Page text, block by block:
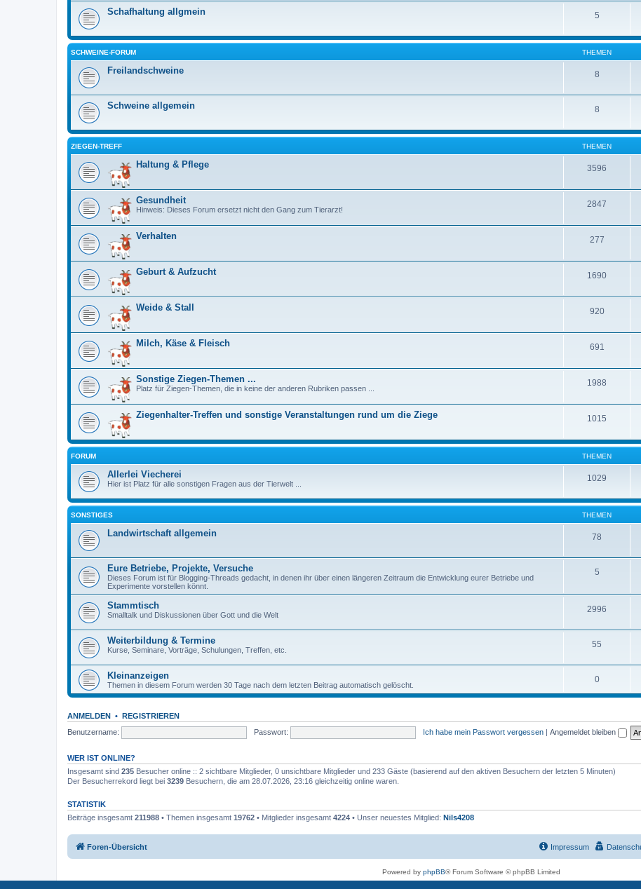
Schafhaltung allgmein 5
SCHWEINE-FORUM THEMEN
Freilandschweine 8
Schweine allgemein 8
ZIEGEN-TREFF THEMEN
Haltung & Pflege 3596
Gesundheit
Hinweis: Dieses Forum ersetzt nicht den Gang zum Tierarzt!
2847
Verhalten 277
Geburt & Aufzucht 1690
Weide & Stall 920
Milch, Käse & Fleisch 691
Sonstige Ziegen-Themen ...
Platz für Ziegen-Themen, die in keine der anderen Rubriken passen ...
1988
Ziegenhalter-Treffen und sonstige Veranstaltungen rund um die Ziege 1015
FORUM THEMEN
Allerlei Viecherei
Hier ist Platz für alle sonstigen Fragen aus der Tierwelt ...
1029
SONSTIGES THEMEN
Landwirtschaft allgemein 78
Eure Betriebe, Projekte, Versuche
Dieses Forum ist für Blogging-Threads gedacht, in denen ihr über einen längeren Zeitraum die Entwicklung eurer Betriebe und
Experimente vorstellen könnt.
5
Stammtisch
Smalltalk und Diskussionen über Gott und die Welt
2996
Weiterbildung & Termine
Kurse, Seminare, Vorträge, Schulungen, Treffen, etc.
55
Kleinanzeigen
Themen in diesem Forum werden 30 Tage nach dem letzten Beitrag automatisch gelöscht.
0
ANMELDEN • REGISTRIEREN
Benutzername:
Passwort: Ich habe mein Passwort vergessen | Angemeldet bleiben
WER IST ONLINE?
Insgesamt sind 235 Besucher online :: 2 sichtbare Mitglieder, 0 unsichtbare Mitglieder und 233 Gäste (basierend auf den aktiven Besuchern der letzten 5 Minuten)
Der Besucherrekord liegt bei 3239 Besuchern, die am 28.07.2026, 23:16 gleichzeitig online waren.
STATISTIK
Beiträge insgesamt 211988 • Themen insgesamt 19762 • Mitglieder insgesamt 4224 • Unser neuestes Mitglied: Nils4208
Foren-Übersicht Impressum
Powered by phpBB® Forum Software © phpBB Limited